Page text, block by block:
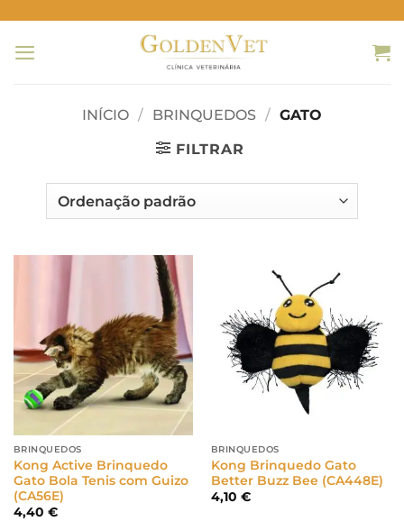
content
INÍCIO / BRINQUEDOS / GATO
FILTRAR
BRINQUEDOS
Kong Active Brinquedo
Gato Bola Tenis com Guizo
(CA56E)
4,40 €
BRINQUEDOS
Kong Brinquedo Gato
Better Buzz Bee (CA448E)
4,10 €